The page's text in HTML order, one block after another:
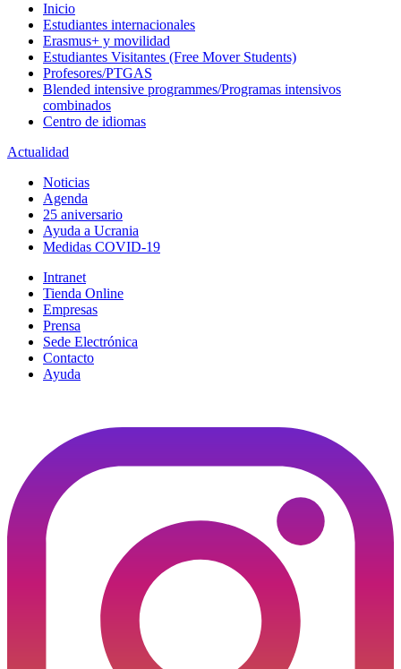
Inicio
Estudiantes internacionales
Erasmus+ y movilidad
Estudiantes Visitantes (Free Mover Students)
Profesores/PTGAS
Blended intensive programmes/Programas intensivos
combinados
Centro de idiomas
Actualidad
Noticias
Agenda
25 aniversario
Ayuda a Ucrania
Medidas COVID-19
Intranet
Tienda Online
Empresas
Prensa
Sede Electrónica
Contacto
Ayuda